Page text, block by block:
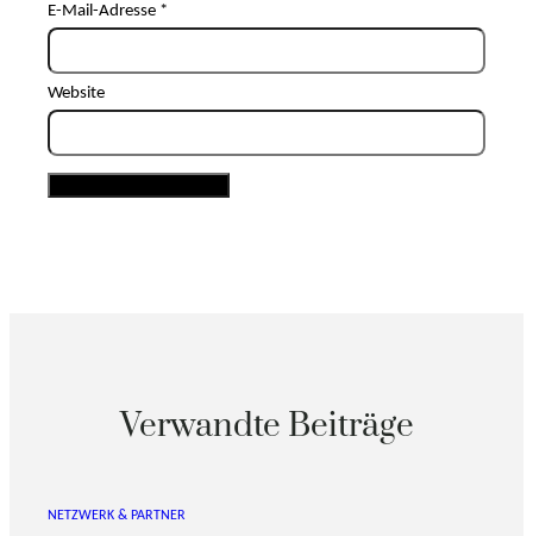
E-Mail-Adresse *
Website
Verwandte Beiträge
NETZWERK & PARTNER